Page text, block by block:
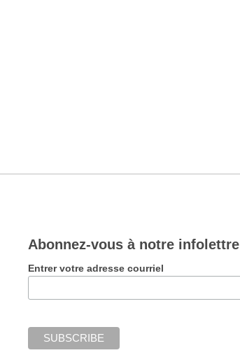
Abonnez-vous à notre infolettre
Entrer votre adresse courriel